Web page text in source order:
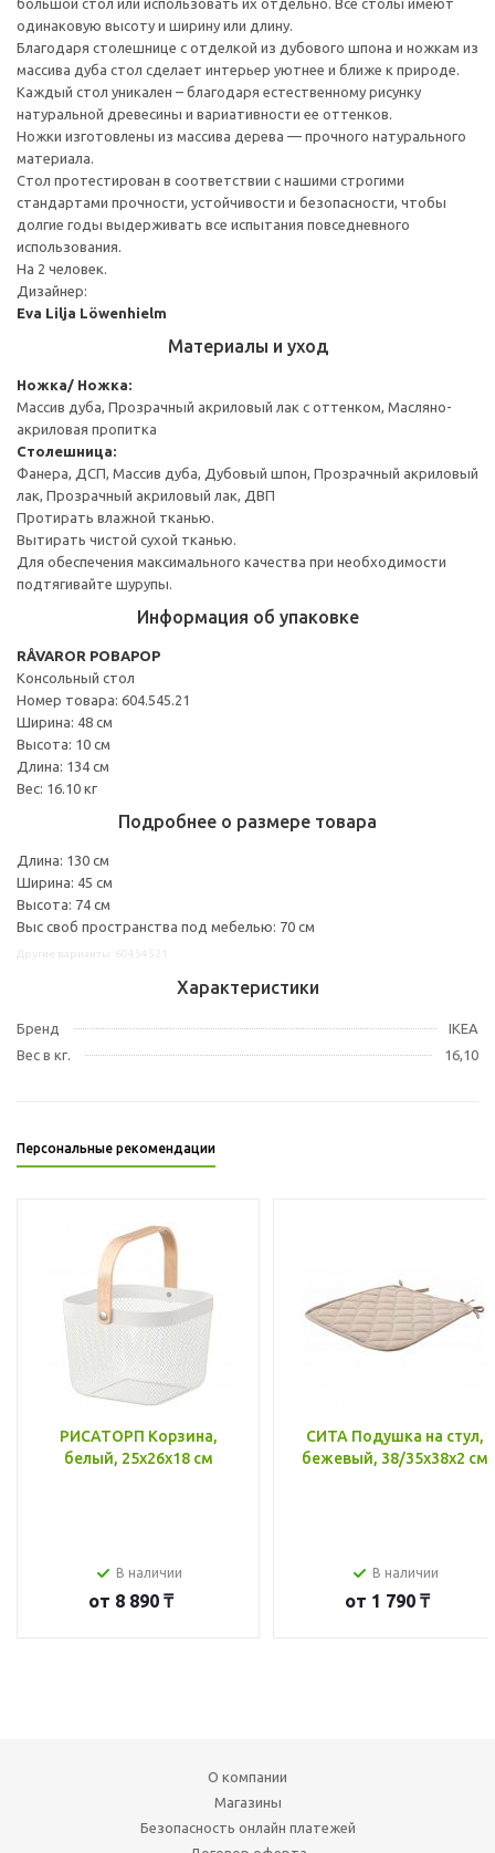
одинаковую высоту и ширину или длину.
Благодаря столешнице с отделкой из дубового шпона и ножкам из
массива дуба стол сделает интерьер уютнее и ближе к природе.
Каждый стол уникален – благодаря естественному рисунку
натуральной древесины и вариативности ее оттенков.
Ножки изготовлены из массива дерева — прочного натурального
материала.
Стол протестирован в соответствии с нашими строгими
стандартами прочности, устойчивости и безопасности, чтобы
долгие годы выдерживать все испытания повседневного
использования.
На 2 человек.
Дизайнер:
Eva Lilja Löwenhielm
Материалы и уход
Ножка/ Ножка:
Массив дуба, Прозрачный акриловый лак с оттенком, Масляно-
акриловая пропитка
Столешница:
Фанера, ДСП, Массив дуба, Дубовый шпон, Прозрачный акриловый
лак, Прозрачный акриловый лак, ДВП
Протирать влажной тканью.
Вытирать чистой сухой тканью.
Для обеспечения максимального качества при необходимости
подтягивайте шурупы.
Информация об упаковке
RÅVAROR РОВАРОР
Консольный стол
Номер товара: 604.545.21
Ширина: 48 см
Высота: 10 см
Длина: 134 см
Вес: 16.10 кг
Подробнее о размере товара
Длина: 130 см
Ширина: 45 см
Высота: 74 см
Выс своб пространства под мебелью: 70 см
Характеристики
Бренд
IKEA
Вес в кг.
16,10
Персональные рекомендации
РИСАТОРП Корзина,
белый, 25x26x18 см
В наличии
от 8 890 ₸
СИТА Подушка на стул,
бежевый, 38/35x38x2 см
В наличии
от 1 790 ₸
О компании
Магазины
Безопасность онлайн платежей